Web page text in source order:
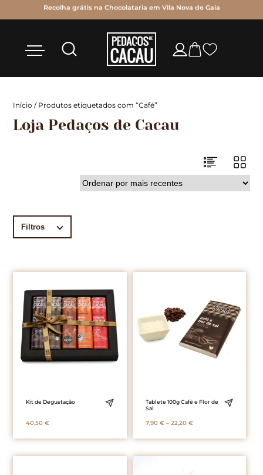
Recolha grátis na Chocolataria em Vila Nova de Gaia
Início / Produtos etiquetados com “Café”
Loja Pedaços de Cacau
Filtros
Kit de Degustação
40,50€
Tablete 100g Café e Flor de
Sal
7,90 € – 22,20 €Price
7,90 €
22,20 €